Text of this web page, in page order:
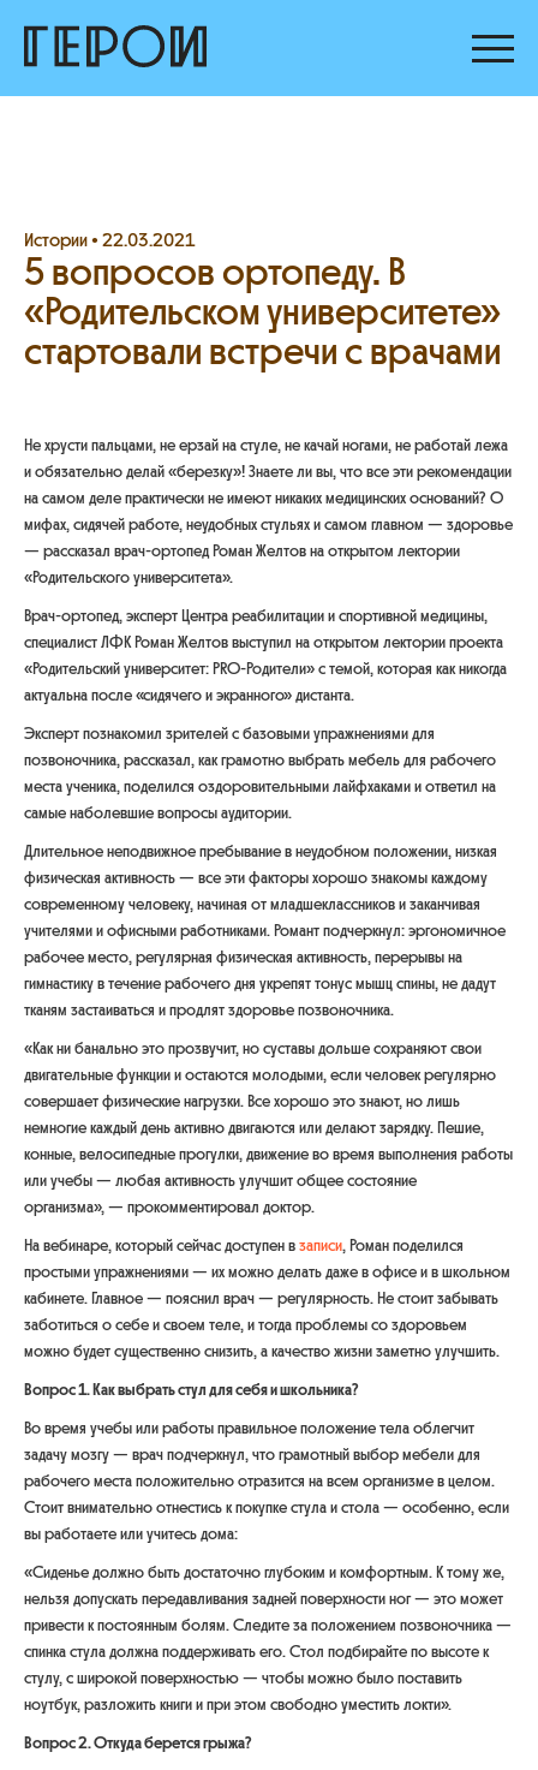
Истории • 22.03.2021
5 вопросов ортопеду. В
«Родительском университете»
стартовали встречи с врачами
Не хрусти пальцами, не ерзай на стуле, не качай ногами, не работай лежа
и обязательно делай «березку»! Знаете ли вы, что все эти рекомендации
на самом деле практически не имеют никаких медицинских оснований? О
мифах, сидячей работе, неудобных стульях и самом главном — здоровье
— рассказал врач-ортопед Роман Желтов на открытом лектории
«Родительского университета».
Врач-ортопед, эксперт Центра реабилитации и спортивной медицины,
специалист ЛФК Роман Желтов выступил на открытом лектории проекта
«Родительский университет: PRO-Родители» с темой, которая как никогда
актуальна после «сидячего и экранного» дистанта.
Эксперт познакомил зрителей с базовыми упражнениями для
позвоночника, рассказал, как грамотно выбрать мебель для рабочего
места ученика, поделился оздоровительными лайфхаками и ответил на
самые наболевшие вопросы аудитории.
Длительное неподвижное пребывание в неудобном положении, низкая
физическая активность — все эти факторы хорошо знакомы каждому
современному человеку, начиная от младшеклассников и заканчивая
учителями и офисными работниками. Романт подчеркнул: эргономичное
рабочее место, регулярная физическая активность, перерывы на
гимнастику в течение рабочего дня укрепят тонус мышц спины, не дадут
тканям застаиваться и продлят здоровье позвоночника.
«Как ни банально это прозвучит, но суставы дольше сохраняют свои
двигательные функции и остаются молодыми, если человек регулярно
совершает физические нагрузки. Все хорошо это знают, но лишь
немногие каждый день активно двигаются или делают зарядку. Пешие,
конные, велосипедные прогулки, движение во время выполнения работы
или учебы — любая активность улучшит общее состояние
организма», — прокомментировал доктор.
На вебинаре, который сейчас доступен взаписи, Роман поделился
простыми упражнениями — их можно делать даже в офисе и в школьном
кабинете. Главное — пояснил врач — регулярность. Не стоит забывать
заботиться о себе и своем теле, и тогда проблемы со здоровьем
можно будет существенно снизить, а качество жизни заметно улучшить.
Вопрос 1. Как выбрать стул для себя и школьника?
Во время учебы или работы правильное положение тела облегчит
задачу мозгу — врач подчеркнул, что грамотный выбор мебели для
рабочего места положительно отразится на всем организме в целом.
Стоит внимательно отнестись к покупке стула и стола — особенно, если
вы работаете или учитесь дома:
«Сиденье должно быть достаточно глубоким и комфортным. К тому же,
нельзя допускать передавливания задней поверхности ног — это может
привести к постоянным болям. Следите за положением позвоночника —
спинка стула должна поддерживать его. Стол подбирайте по высоте к
стулу, с широкой поверхностью — чтобы можно было поставить
ноутбук, разложить книги и при этом свободно уместить локти».
Вопрос 2. Откуда берется грыжа?